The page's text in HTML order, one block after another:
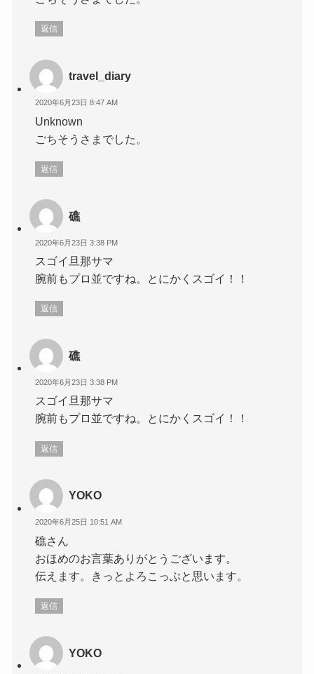
返信
travel_diary
2020年6月23日 8:47 AM
Unknown
ごちそうさまでした。
返信
礁
2020年6月23日 3:38 PM
スゴイ旦那サマ
腕前もプロ並ですね。とにかくスゴイ！！
返信
礁
2020年6月23日 3:38 PM
スゴイ旦那サマ
腕前もプロ並ですね。とにかくスゴイ！！
返信
YOKO
2020年6月25日 10:51 AM
礁さん
おほめのお言葉ありがとうございます。
伝えます。きっとよろこっぶと思います。
返信
YOKO